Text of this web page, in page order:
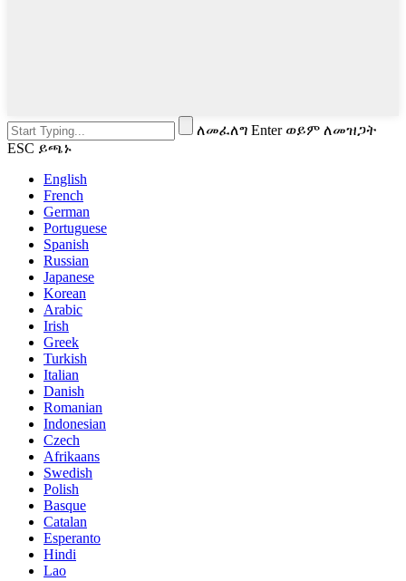
ለመፈለግ Enter ወይም ለመዝጋት
ESC ይጫኑ
English
French
German
Portuguese
Spanish
Russian
Japanese
Korean
Arabic
Irish
Greek
Turkish
Italian
Danish
Romanian
Indonesian
Czech
Afrikaans
Swedish
Polish
Basque
Catalan
Esperanto
Hindi
Lao